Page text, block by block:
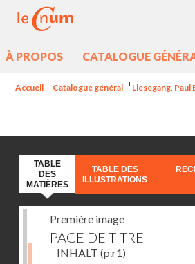
À PROPOS CATALOGUE
Accueil Catalogue général Liesegang,
TABLE
DES
MATIÈRES
TABLE DES
ILLUSTRATIONS
Première image
PAGE DE TITRE
INHALT (p.r1)